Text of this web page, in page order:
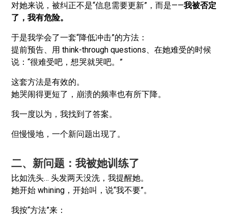
对她来说，被纠正不是“信息需要更新”，而是——我被否定
了，我有危险。
于是我学会了一套“降低冲击”的方法：
提前预告、用 think-through questions、在她难受的时候
说：“很难受吧，想哭就哭吧。”
这套方法是有效的。
她哭闹得更短了，崩溃的频率也有所下降。
我一度以为，我找到了答案。
但慢慢地，一个新问题出现了。
二、新问题：我被她训练了
比如洗头… 头发两天没洗，我提醒她。
她开始 whining，开始叫，说“我不要”。
我按“方法”来：